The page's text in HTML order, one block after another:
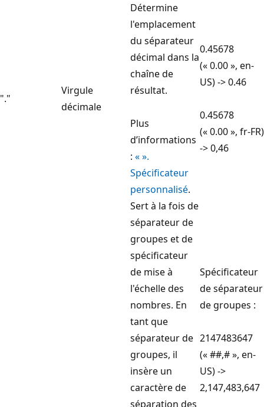
"."
Virgule
décimale
Détermine
l'emplacement
du séparateur
décimal dans la
chaîne de
résultat.
Plus
d’informations
: « ».
Spécificateur
personnalisé.
0.45678
(« 0.00 », en-
US) -> 0.46
0.45678
(« 0.00 », fr-FR)
-> 0,46
Sert à la fois de
séparateur de
groupes et de
spécificateur
de mise à
l'échelle des
nombres. En
tant que
séparateur de
groupes, il
insère un
caractère de
séparation des
Spécificateur
de séparateur
de groupes :
2147483647
(« ##,# », en-
US) ->
2,147,483,647